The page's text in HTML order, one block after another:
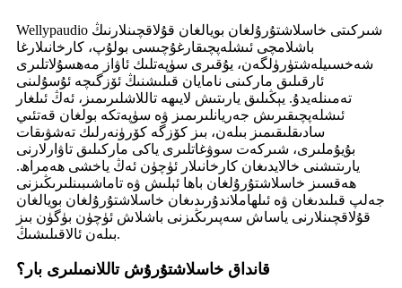
Wellypaudio شىركىتى خاسلاشتۇرۇلغان بويالغان قۇلاقچىنلارنىڭ
باشلامچى ئىشلەپچىقارغۇچىسى بولۇپ، كارخانىلارغا
شەخسىيلەشتۈرۈلگەن، يۇقىرى سۈپەتلىك ئاۋاز مەھسۇلاتلىرى
ئارقىلىق ماركىنى نامايان قىلىشنىڭ ئۆزگىچە ئۇسۇلىنى
تەمىنلەيدۇ. يېڭىلىق يارىتىش لايىھە تاللاشلىرىمىز، ئەڭ ئىلغار
ئىشلەپچىقىرىش جەريانلىرىمىز ۋە سۈپەتكە بولغان قەتئىي
سادىقلىقىمىز بىلەن، بىز كۆزگە كۆرۈنەرلىك تەشۋىقات
بۇيۇملىرى، شىركەت سوۋغاتلىرى ياكى ماركىلىق تاۋارلارنى
يارىتىشنى خالايدىغان كارخانىلار ئۈچۈن ئەڭ ياخشى ھەمراھ.
ھەقسىز خاسلاشتۇرۇلغان باھا ئېلىش ۋە تاماشىبىنلىرىڭىزنى
جەلپ قىلىدىغان ۋە ئىلھاملاندۇرىدىغان خاسلاشتۇرۇلغان بويالغان
قۇلاقچىنلارنى ياساش سەپىرىڭىزنى باشلاش ئۈچۈن بۈگۈن بىز
بىلەن ئالاقىلىشىڭ.
قانداق خاسلاشتۇرۇش تاللانمىلىرى بار؟